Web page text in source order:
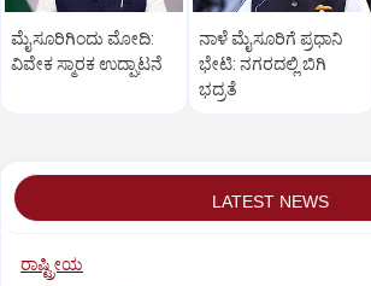
ಮೈಸೂರಿಗಿಂದು ಮೋದಿ:
ವಿವೇಕ ಸ್ಮಾರಕ ಉದ್ಘಾಟನೆ
ನಾಳೆ ಮೈಸೂರಿಗೆ ಪ್ರಧಾನಿ
ಭೇಟಿ: ನಗರದಲ್ಲಿ ಬಿಗಿ
ಭದ್ರತೆ
LATEST NEWS
ರಾಷ್ಟ್ರೀಯ